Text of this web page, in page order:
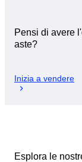
Pensi di avere
aste?
Inizia a vendere
Esplora le